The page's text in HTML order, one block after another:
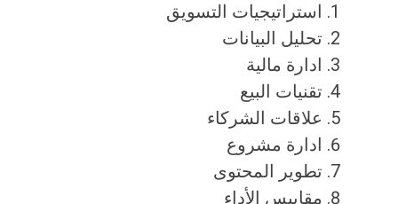
استراتيجيات التسويق
تحليل البيانات
ادارة مالية
تقنيات البيع
علاقات الشركاء
ادارة مشروع
تطوير المحتوى
مقاييس الأداء